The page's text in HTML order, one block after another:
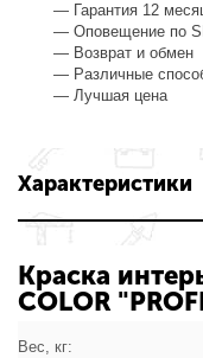
— Гарантия 12
— Оповещение по
— Возврат и обмен
— Различные
— Лучшая цена
Характеристики
Краска
COLOR
Вес, кг: